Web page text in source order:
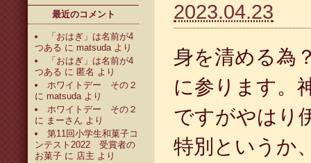
最近のコメント
「おはぎ」は名前が4
つある に matsudaより
「おはぎ」は名前が4
つある に 匿名 より
ホワイトデー その２
に matsudaより
ホワイトデー その２
に まーさん より
第11回小学生和菓子コ
ンテスト2022 受賞者の
お菓子 に 店主 より
2023.04.23
身を清める為
に参ります。
ですがやはり
特別というか